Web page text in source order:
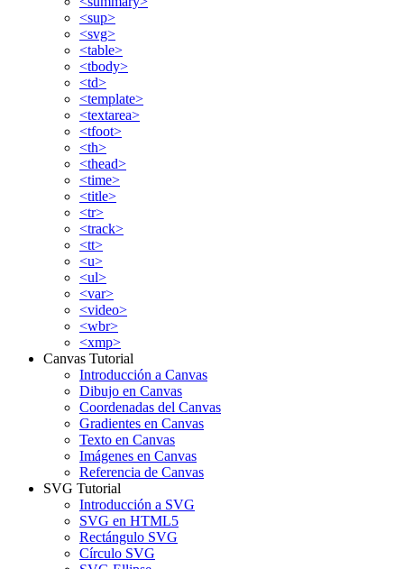
<sup>
<svg>
<table>
<tbody>
<td>
<template>
<textarea>
<tfoot>
<th>
<thead>
<time>
<title>
<tr>
<track>
<tt>
<u>
<ul>
<var>
<video>
<wbr>
<xmp>
Canvas Tutorial
Introducción a Canvas
Dibujo en Canvas
Coordenadas del Canvas
Gradientes en Canvas
Texto en Canvas
Imágenes en Canvas
Referencia de Canvas
SVG Tutorial
Introducción a SVG
SVG en HTML5
Rectángulo SVG
Círculo SVG